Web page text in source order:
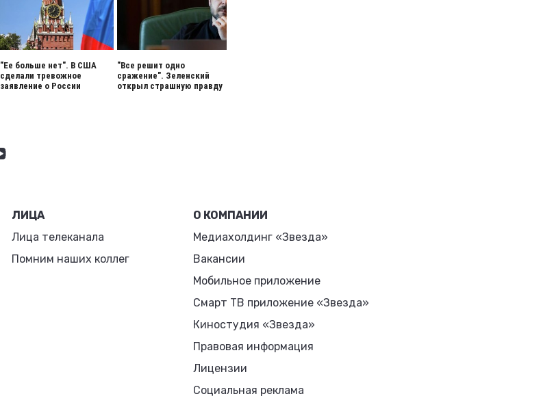
"Ее больше нет". В США
сделали тревожное
заявление о России
"Все решит одно
сражение". Зеленский
открыл страшную правду
ЛИЦА
Лица телеканала
Помним наших коллег
О КОМПАНИИ
Медиахолдинг «Звезда»
Вакансии
Мобильное приложение
Смарт ТВ приложение «Звезда»
Киностудия «Звезда»
Правовая информация
Лицензии
Социальная реклама